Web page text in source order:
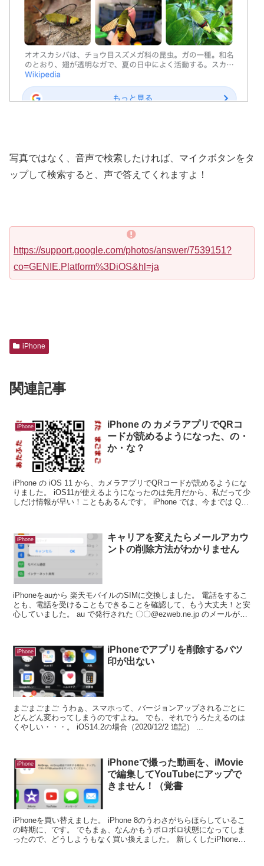
写真ではなく、音声で検索したければ、マイクボタンをタ
ップして検索すると、声で答えてくれますよ！
https://support.google.com/photos/answer/7539151?
co=GENIE.Platform%3DiOS&hl=ja
iPhone
関連記事
iPhone
iPhone の カメラアプリでQRコ
ードが読めるようになった、の・
か・な？
iPhone の iOS 11 から、カメラアプリでQRコードが読めるようにな
りました。 iOS11が使えるようになったのは先月だから、私だって少
しだけ情報が早い！こともあるんです。 iPhone では、今までは QR
iPhone
キャリアを変えたらメールアカウ
ントの削除方法がわかりません
iPhoneをauから 楽天モバイルのSIMに交換しました。 電話をするこ
とも、電話を受けることもできることを確認して、もう大丈夫！と安
心していました。 au で発行された 〇〇@ezweb.ne.jp のメールが使
iPhone
iPhoneでアプリを削除するバツ
印が出ない
まごまごまご うわぁ、スマホって、バージョンアップされるごとに
どんどん変わってしまうのですよね。 でも、それでうろたえるのは
iPhone
iPhoneで撮った動画を、iMovie
で編集してYouTubeにアップで
きません！（覚書
iPhoneを買い替えました。 iPhone 8のうわさがちらほらしているこ
の時期に、です。 でもまぁ、なんかもうボロボロ状態になってしま
ったので、どうしようもなく買い換えました。 新しくしたiPhoneを